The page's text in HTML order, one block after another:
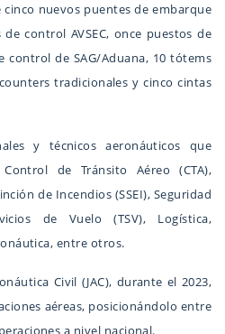
cinco nuevos puentes de embarque
control AVSEC, once puestos de
control de SAG/Aduana, 10 tótems
tradicionales y cinco cintas
y técnicos aeronáuticos que
de Tránsito Aéreo (CTA),
de Incendios (SSEI), Seguridad
de Vuelo (TSV), Logística,
entre otros.
Civil (JAC), durante el 2023,
aéreas, posicionándolo entre
a nivel nacional.